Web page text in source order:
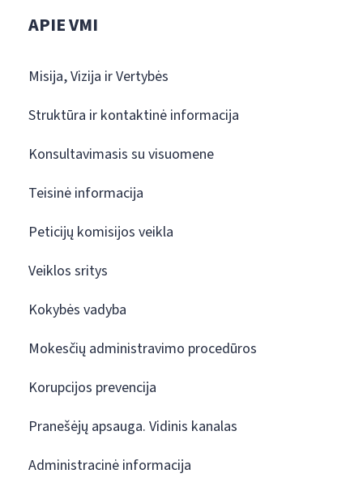
APIE VMI
Misija, Vizija ir Vertybės
Struktūra ir kontaktinė informacija
Konsultavimasis su visuomene
Teisinė informacija
Peticijų komisijos veikla
Veiklos sritys
Kokybės vadyba
Mokesčių administravimo procedūros
Korupcijos prevencija
Pranešėjų apsauga. Vidinis kanalas
Administracinė informacija